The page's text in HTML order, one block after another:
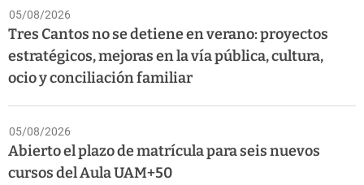
05/08/2026
Tres Cantos no se detiene en verano: proyectos
estratégicos, mejoras en la vía pública, cultura,
ocio y conciliación familiar
05/08/2026
Abierto el plazo de matrícula para seis nuevos
cursos del Aula UAM+50